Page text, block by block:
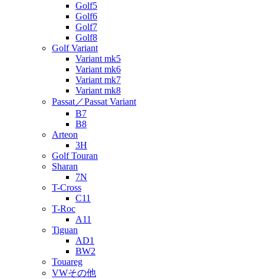
Golf5
Golf6
Golf7
Golf8
Golf Variant
Variant mk5
Variant mk6
Variant mk7
Variant mk8
Passat／Passat Variant
B7
B8
Arteon
3H
Golf Touran
Sharan
7N
T-Cross
C11
T-Roc
A11
Tiguan
AD1
BW2
Touareg
VWその他